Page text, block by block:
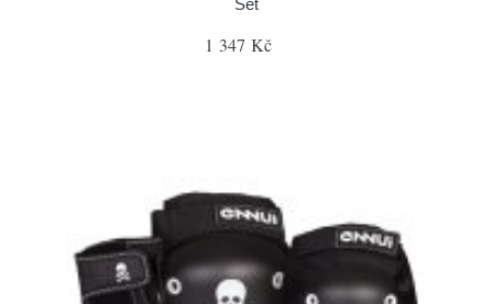
Set
1 347 Kč